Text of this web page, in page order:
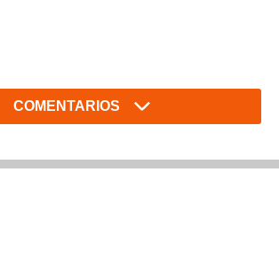
COMENTARIOS